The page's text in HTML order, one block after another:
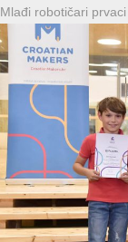
Mlađi robotičari